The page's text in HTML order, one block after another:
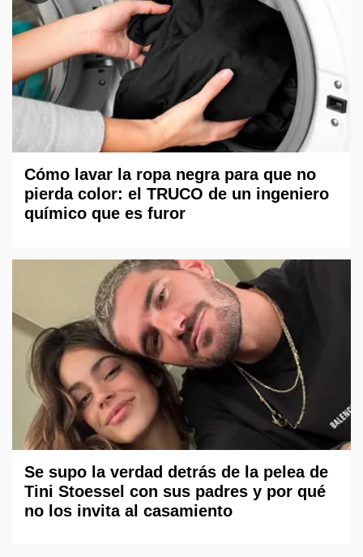
Cómo lavar la ropa negra para que no
pierda color: el TRUCO de un ingeniero
químico que es furor
Se supo la verdad detrás de la pelea de
Tini Stoessel con sus padres y por qué
no los invita al casamiento